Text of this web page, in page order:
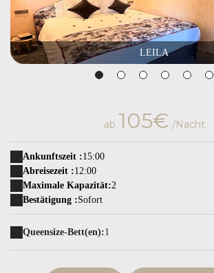
LEILA
ab 105€ /Nacht
Ankunftszeit :15:00
Abreisezeit :12:00
Maximale Kapazität:2
Bestätigung :Sofort
Queensize-Bett(en):1